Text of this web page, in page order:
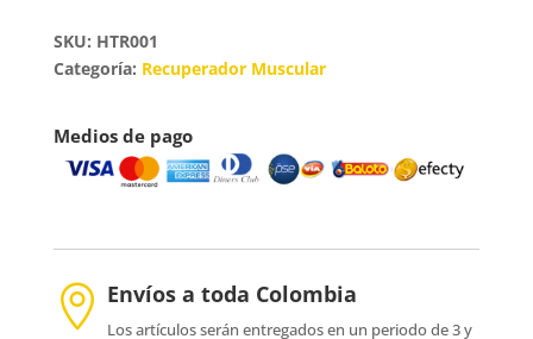
SKU: HTR001
Categoría: Recuperador Muscular
Medios de pago
 Envíos a toda Colombia
Los artículos serán entregados en un periodo de 3 y